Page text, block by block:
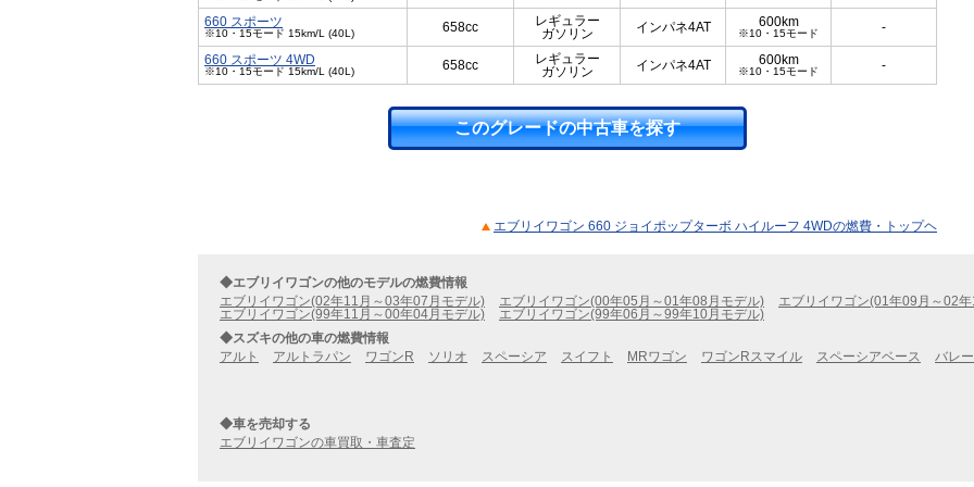
660 スポーツ
※10・15モード 15km/L (40L) 658cc
レギュラー
ガソリン
インパネ4AT 600km
※10・15モード -
660 スポーツ 4WD
※10・15モード 15km/L (40L) 658cc
レギュラー
ガソリン
インパネ4AT 600km
※10・15モード -
このグレードの中古車を探す
エブリイワゴン 660 ジョイポップターボ ハイルーフ 4WDの燃費・トップヘ
◆エブリイワゴンの他のモデルの燃費情報
エブリイワゴン(02年11月～03年07月モデル)
エブリイワゴン(00年05月～01年08月モデル)
エブリイワゴン(01年09月～02
エブリイワゴン(99年11月～00年04月モデル)
エブリイワゴン(99年06月～99年10月モデル)
◆スズキの他の車の燃費情報
アルト
アルトラパン ワゴンR ソリオ スペーシア スイフト MRワゴン ワゴンRスマイル スペーシアベース バレ
◆車を売却する
エブリイワゴンの車買取・車査定